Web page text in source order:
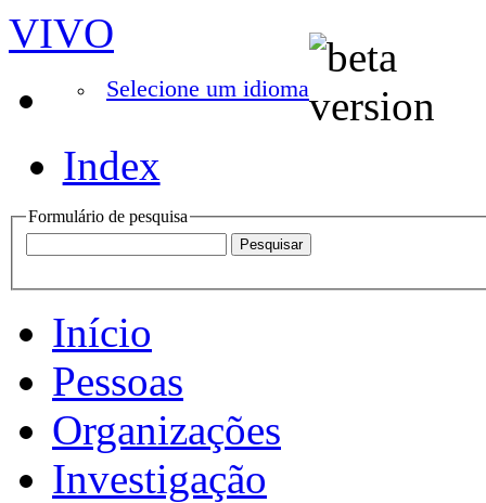
VIVO
Selecione um idioma
Index
Formulário de pesquisa
Início
Pessoas
Organizações
Investigação